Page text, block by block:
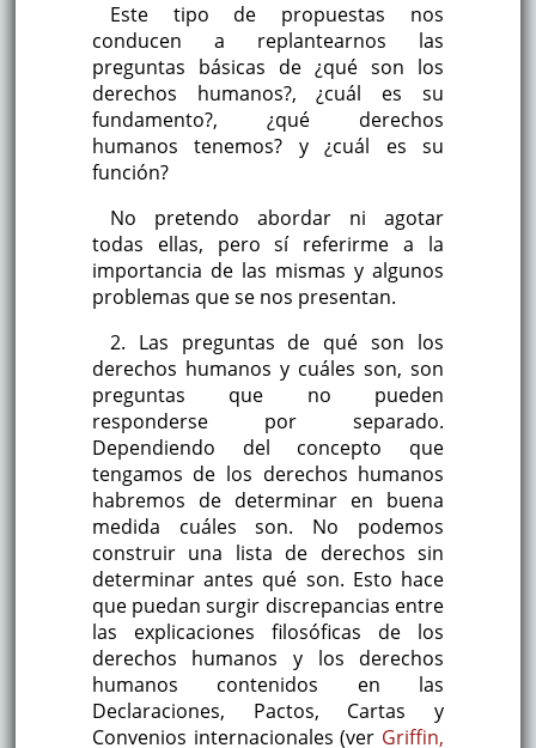
Este tipo de propuestas nos
conducen a replantearnos las
preguntas básicas de ¿qué son los
derechos humanos?, ¿cuál es su
fundamento?, ¿qué derechos
humanos tenemos? y ¿cuál es su
función?
No pretendo abordar ni agotar
todas ellas, pero sí referirme a la
importancia de las mismas y algunos
problemas que se nos presentan.
2. Las preguntas de qué son los
derechos humanos y cuáles son, son
preguntas que no pueden
responderse por separado.
Dependiendo del concepto que
tengamos de los derechos humanos
habremos de determinar en buena
medida cuáles son. No podemos
construir una lista de derechos sin
determinar antes qué son. Esto hace
que puedan surgir discrepancias entre
las explicaciones filosóficas de los
derechos humanos y los derechos
humanos contenidos en las
Declaraciones, Pactos, Cartas y
Convenios internacionales (ver Griffin,